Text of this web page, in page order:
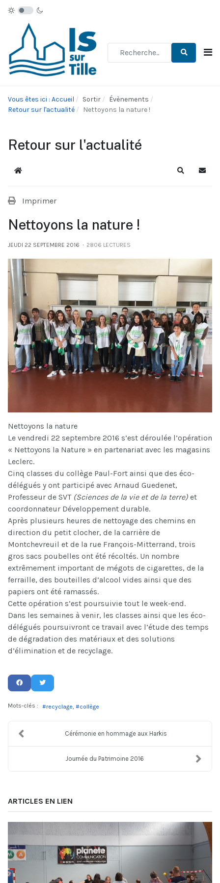
Vous êtes ici : Accueil Sortir
Évènements
Retour sur l'actualité
Nettoyons la nature !
Retour sur l'actualité
Accueil Recherche
Imprimer
Nettoyons la nature !
JEUDI 22 SEPTEMBRE 2016 2806 LECTURES
Nettoyons la nature
Le vendredi 22 septembre 2016 s’est déroulée l’opération
« Nettoyons la Nature » en partenariat avec les magasins
Leclerc.
Cinq classes du collège Paul-Fort ainsi que des éco-
délégués y ont participé avec Arnaud Guedenet,
Professeur de SVT (Sciences de la vie et de la terre) et
coordonnateur Développement durable.
Après plusieurs heures de nettoyage des chemins en
direction du petit clocher, de la carrière de
Montchevreuil et de la rue François-Mitterrand, trois
gros sacs poubelles ont été récoltés. Un nombre
extrêmement important de mégots de cigarettes, de la
ferraille, des bouteilles d’alcool vides ainsi que des
papiers ont été ramassés.
Cette opération s’est poursuivie tout le week-end.
Dans les semaines à venir, les classes ainsi que les éco-
délégués poursuivront ce travail avec l’étude des temps
de dégradation des matériaux et des solutions
d’élimination et de recyclage.
Mots-clés : recyclage collège
Cérémonie en hommage aux Harkis
Journée du Patrimoine 2016
ARTICLES EN LIEN